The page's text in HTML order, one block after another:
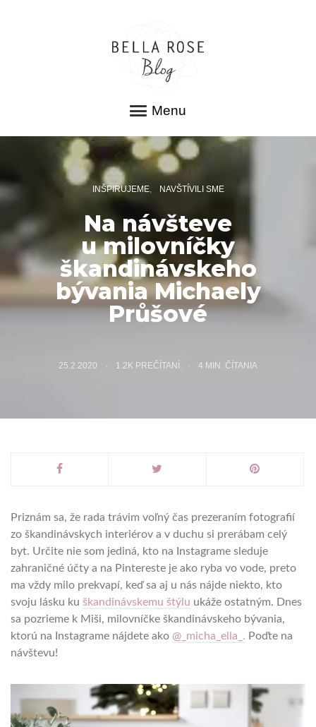
Menu
INŠPIRUJEME NAVŠTÍVILI SME
Na návšteve
u milovníčky
škandinávskeho
bývania Michaely
Průšové
25.2.2020 1.2K PREČÍTANÍ 4 MIN. ČÍTANIA
Priznám sa, že rada trávim voľný čas prezeraním fotografií
zo škandinávskych interiérov a v duchu si prerábam celý
byt. Určite nie som jediná, kto na Instagrame sleduje
zahraničné účty a na Pintereste je ako ryba vo vode, preto
ma vždy milo prekvapí, keď sa aj u nás nájde niekto, kto
svoju lásku ku škandinávskemu štýlu ukáže ostatným. Dnes
sa pozrieme k Miši, milovníčke škandinávskeho bývania,
ktorú na Instagrame nájdete ako @_micha_ella_. Poďte na
návštevu!